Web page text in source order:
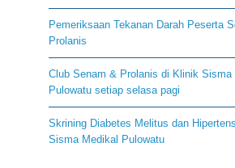
Pemeriksaan Tekanan Darah Peserta
Prolanis
Club Senam & Prolanis di Klinik Sisma
Pulowatu setiap selasa pagi
Skrining Diabetes Melitus dan
Sisma Medikal Pulowatu